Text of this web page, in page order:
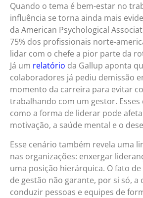
Quando o tema é bem-estar no
influência se torna ainda mais
da American Psychological
75% dos profissionais norte-
lidar com o chefe a pior parte da
Já um relatório da Gallup aponta
colaboradores já pediu demissão
momento da carreira para evitar
trabalhando com um gestor. Esses
como a forma de liderar pode
motivação, a saúde mental e o
Esse cenário também revela uma
nas organizações: enxergar
uma posição hierárquica. O fato
de gestão não garante, por si só, a
conduzir pessoas e equipes de